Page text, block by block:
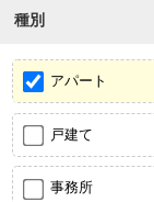
種別
アパート
戸建て
事務所